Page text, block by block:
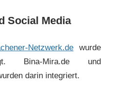
Social Media
Netzwerk.de wurde
Bina-Mira.de und
darin integriert.